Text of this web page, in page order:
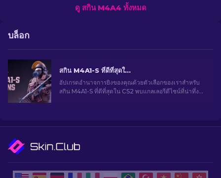
ดู สกิน M4A4 ทั้งหมด
บล็อก
สกิน M4A1-S ที่ดีที่สุดใน CS2 [2026]
อัปเกรดอำนาจการยิงของคุณด้วยตัวเลือกของเราสำหรับ
สกิน M4A1-S ที่ดีที่สุดใน CS2 พบแกลเลอรีดีไซน์ที่น่าทึ่ง